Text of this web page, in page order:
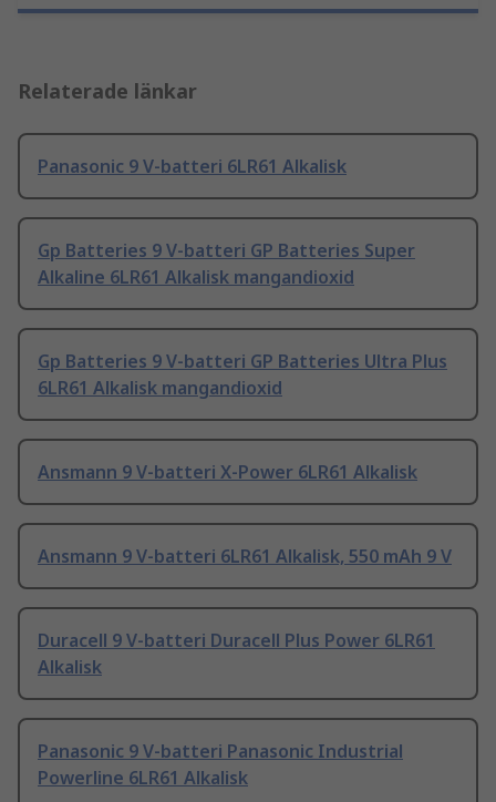
Relaterade länkar
Panasonic 9 V-batteri 6LR61 Alkalisk
Gp Batteries 9 V-batteri GP Batteries Super
Alkaline 6LR61 Alkalisk mangandioxid
Gp Batteries 9 V-batteri GP Batteries Ultra Plus
6LR61 Alkalisk mangandioxid
Ansmann 9 V-batteri X-Power 6LR61 Alkalisk
Ansmann 9 V-batteri 6LR61 Alkalisk, 550 mAh 9 V
Duracell 9 V-batteri Duracell Plus Power 6LR61
Alkalisk
Panasonic 9 V-batteri Panasonic Industrial
Powerline 6LR61 Alkalisk